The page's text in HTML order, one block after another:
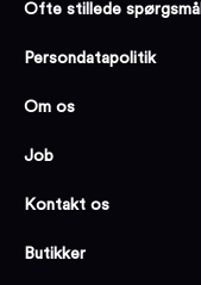
Ofte stillede spørgsmål
Persondatapolitik
Om os
Job
Kontakt os
Butikker